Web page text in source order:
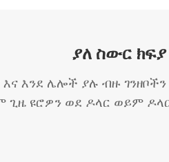
ያለ ስውር
እና እንደ ሌሎች ያሉ ብዙ
ዩሮዎን ወደ ዶላር ወይም